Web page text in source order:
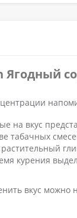
Ягодный
на вкус
табачных
курения
вкус можно